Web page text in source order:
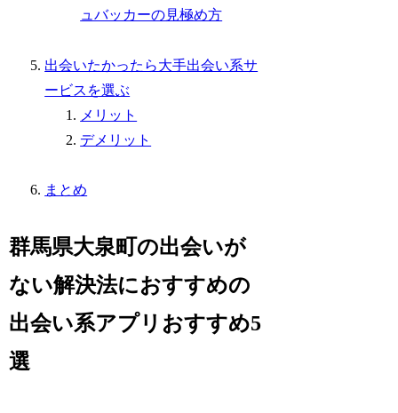
ュバッカーの見極め方
出会いたかったら大手出会い系サ
ービスを選ぶ
メリット
デメリット
まとめ
群馬県大泉町の出会いが
ない解決法におすすめの
出会い系アプリおすすめ5
選